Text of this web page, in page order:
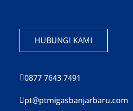
HUBUNGI KAMI
0877 7643 7491
pt@ptmigasbanjarbaru.com